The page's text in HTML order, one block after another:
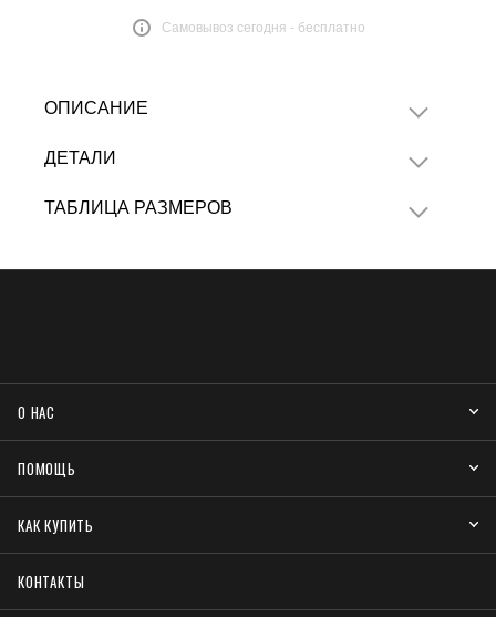
Самовывоз сегодня - бесплатно
ОПИСАНИЕ
ДЕТАЛИ
ТАБЛИЦА РАЗМЕРОВ
О НАС
ПОМОЩЬ
КАК КУПИТЬ
КОНТАКТЫ